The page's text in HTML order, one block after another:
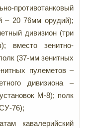
– 20 76мм орудий);
дивизион (три
вместо зенитно-
(37-мм зенитных
пулеметов –
дивизиона –
М-8); полк
76);
кавалерийский